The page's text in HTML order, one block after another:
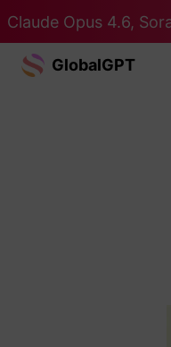
Claude Opus 4.6,
GlobalGPT